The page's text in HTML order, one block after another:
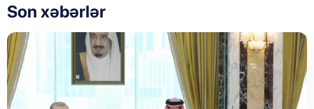
Son xəbərlər